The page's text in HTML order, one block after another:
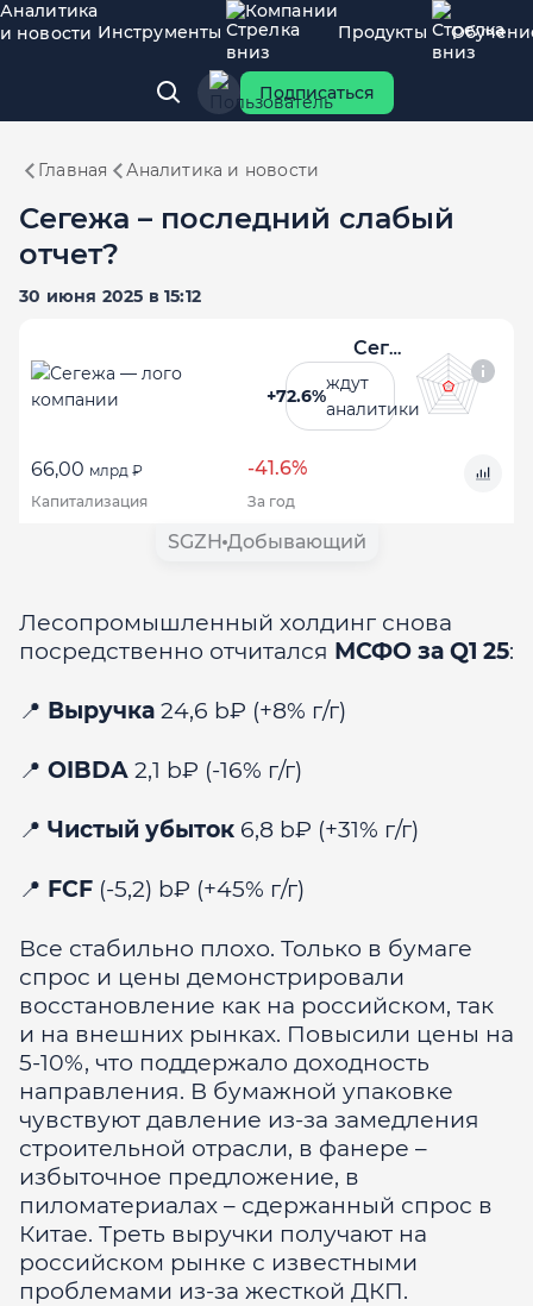
Аналитика
и новости Инструменты
Компании
Продукты
Подписаться
Главная Аналитика и новости
Сегежа – последний слабый
отчет?
30 июня 2025 в 15:12
Сегежа
+72.6%
ждут
аналитики
66,00 млрд ₽ -41.6%
Капитализация За год
SGZH Добывающий
Лесопромышленный холдинг снова
посредственно отчитался МСФО за Q1 25:
📍 Выручка 24,6 b₽ (+8% г/г)
📍 OIBDA 2,1 b₽ (-16% г/г)
📍 Чистый убыток 6,8 b₽ (+31% г/г)
📍 FCF (-5,2) b₽ (+45% г/г)
Все стабильно плохо. Только в бумаге
спрос и цены демонстрировали
восстановление как на российском, так
и на внешних рынках. Повысили цены на
5-10%, что поддержало доходность
направления. В бумажной упаковке
чувствуют давление из-за замедления
строительной отрасли, в фанере –
избыточное предложение, в
пиломатериалах – сдержанный спрос в
Китае. Треть выручки получают на
российском рынке с известными
проблемами из-за жесткой ДКП.